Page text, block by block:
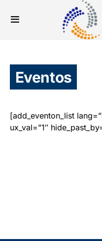
Eventos
[add_eventon_list
ux_val=”1″